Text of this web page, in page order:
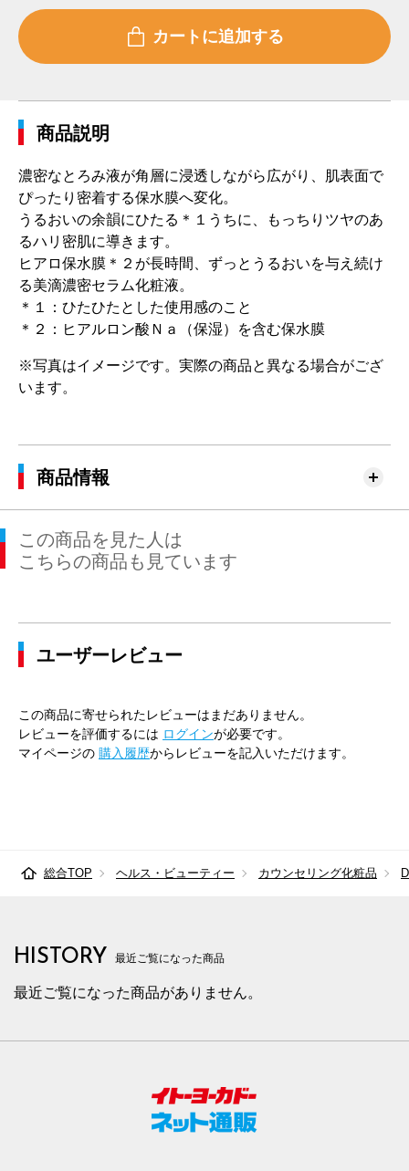
商品説明
濃密なとろみ液が角層に浸透しながら広がり、肌表面で
ぴったり密着する保水膜へ変化。
うるおいの余韻にひたる＊１うちに、もっちりツヤのあ
るハリ密肌に導きます。
ヒアロ保水膜＊２が長時間、ずっとうるおいを与え続け
る美滴濃密セラム化粧液。
＊１：ひたひたとした使用感のこと
＊２：ヒアルロン酸Ｎａ（保湿）を含む保水膜
※写真はイメージです。実際の商品と異なる場合がござ
います。
商品情報
この商品を見た人は
こちらの商品も見ています
ユーザーレビュー
この商品に寄せられたレビューはまだありません。
レビューを評価するには ログインが必要です。
マイページの 購入履歴からレビューを記入いただけます。
総合TOP ヘルス・ビューティー カウンセリング化粧品
HISTORY 最近ご覧になった商品
最近ご覧になった商品がありません。